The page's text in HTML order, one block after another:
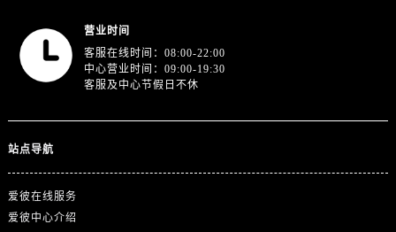
浙江省杭州市上城区钱江路1366号华润大厦A座5层503-5室爱彼售后服务中心（需提前预约）
营业时间
客服在线时间：08:00-22:00
中心营业时间：09:00-19:30
客服及中心节假日不休
站点导航
爱彼在线服务
爱彼中心介绍